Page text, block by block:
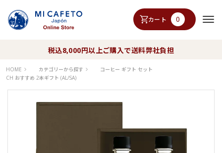
カート 0
税込8,000円以上ご購入で送料弊社負担
HOME カテゴリーから探す
コーヒー ギフト セット
CH おすすめ 2本ギフト (AL/SA)